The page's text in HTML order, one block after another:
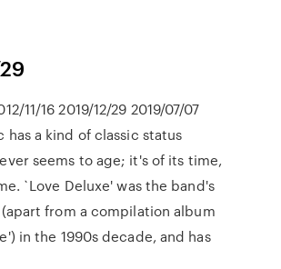
11/16 2019/12/29 2019/07/07
has a kind of classic status
seems to age; it's of its time,
`Love Deluxe' was the band's
from a compilation album
in the 1990s decade, and has